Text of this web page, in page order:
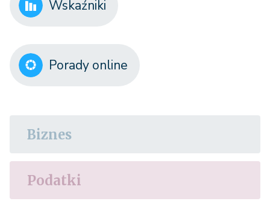
Wskaźniki
Porady online
Biznes
Podatki